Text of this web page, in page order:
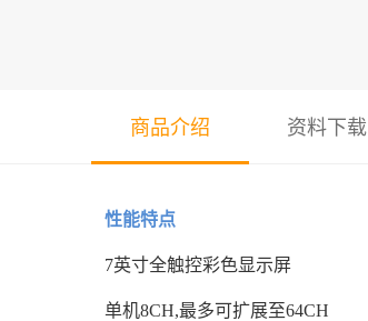
商品介绍 资料下载
性能特点
7英寸全触控彩色显示屏
单机8CH,最多可扩展至64CH